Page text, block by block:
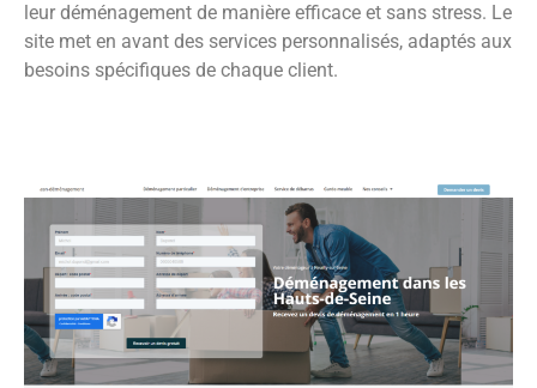
leur déménagement de manière efficace et sans stress. Le
site met en avant des services personnalisés, adaptés aux
besoins spécifiques de chaque client.